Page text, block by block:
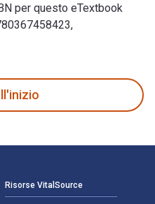
per questo eTextbook
Risorse VitalSource